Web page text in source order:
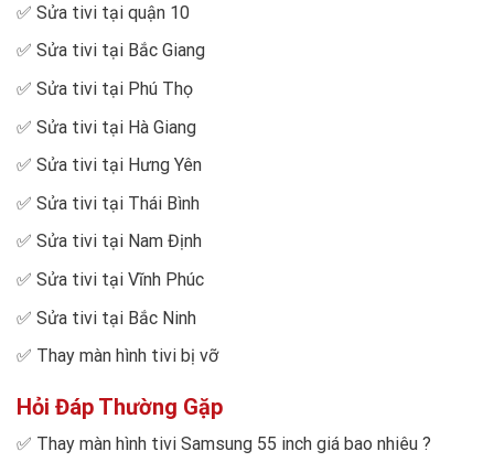
✅ Sửa tivi tại quận 10
✅ Sửa tivi tại Bắc Giang
✅ Sửa tivi tại Phú Thọ
✅ Sửa tivi tại Hà Giang
✅ Sửa tivi tại Hưng Yên
✅ Sửa tivi tại Thái Bình
✅ Sửa tivi tại Nam Định
✅ Sửa tivi tại Vĩnh Phúc
✅ Sửa tivi tại Bắc Ninh
✅ Thay màn hình tivi bị vỡ
Hỏi Đáp Thường Gặp
✅ Thay màn hình tivi Samsung 55 inch giá bao nhiêu ?